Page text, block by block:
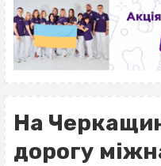
На
дорогу